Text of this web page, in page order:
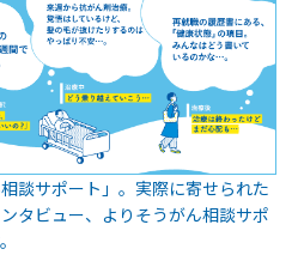
談サポート」。実際に寄せられた
タビュー、よりそうがん相談サポ